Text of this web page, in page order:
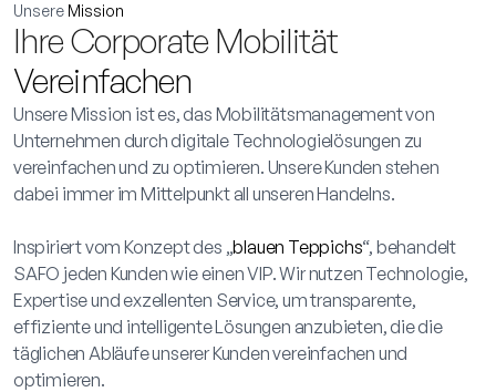
Unsere Mission
Ihre Corporate Mobilität
Vereinfachen
Unsere Mission ist es, das Mobilitätsmanagement von
Unternehmen durch digitale Technologielösungen zu
vereinfachen und zu optimieren. Unsere Kunden stehen
dabei immer im Mittelpunkt all unseren Handelns.
Inspiriert vom Konzept des „blauen Teppichs“, behandelt
SAFO jeden Kunden wie einen VIP. Wir nutzen Technologie,
Expertise und exzellenten Service, um transparente,
effiziente und intelligente Lösungen anzubieten, die die
täglichen Abläufe unserer Kunden vereinfachen und
optimieren.